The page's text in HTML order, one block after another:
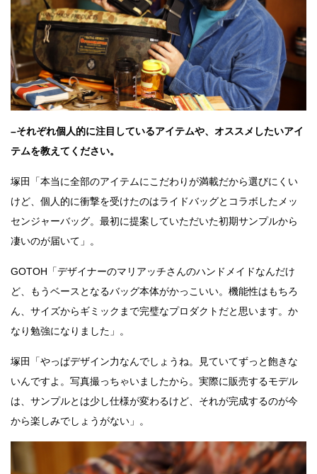
–それぞれ個人的に注目しているアイテムや、オススメしたいアイ
テムを教えてください。
塚田「本当に全部のアイテムにこだわりが満載だから選びにくい
けど、個人的に衝撃を受けたのはライドバッグとコラボしたメッ
センジャーバッグ。最初に提案していただいた初期サンプルから
凄いのが届いて」。
GOTOH「デザイナーのマリアッチさんのハンドメイドなんだけ
ど、もうベースとなるバッグ本体がかっこいい。機能性はもちろ
ん、サイズからギミックまで完璧なプロダクトだと思います。か
なり勉強になりました」。
塚田「やっぱデザイン力なんでしょうね。見ていてずっと飽きな
いんですよ。写真撮っちゃいましたから。実際に販売するモデル
は、サンプルとは少し仕様が変わるけど、それが完成するのが今
から楽しみでしょうがない」。